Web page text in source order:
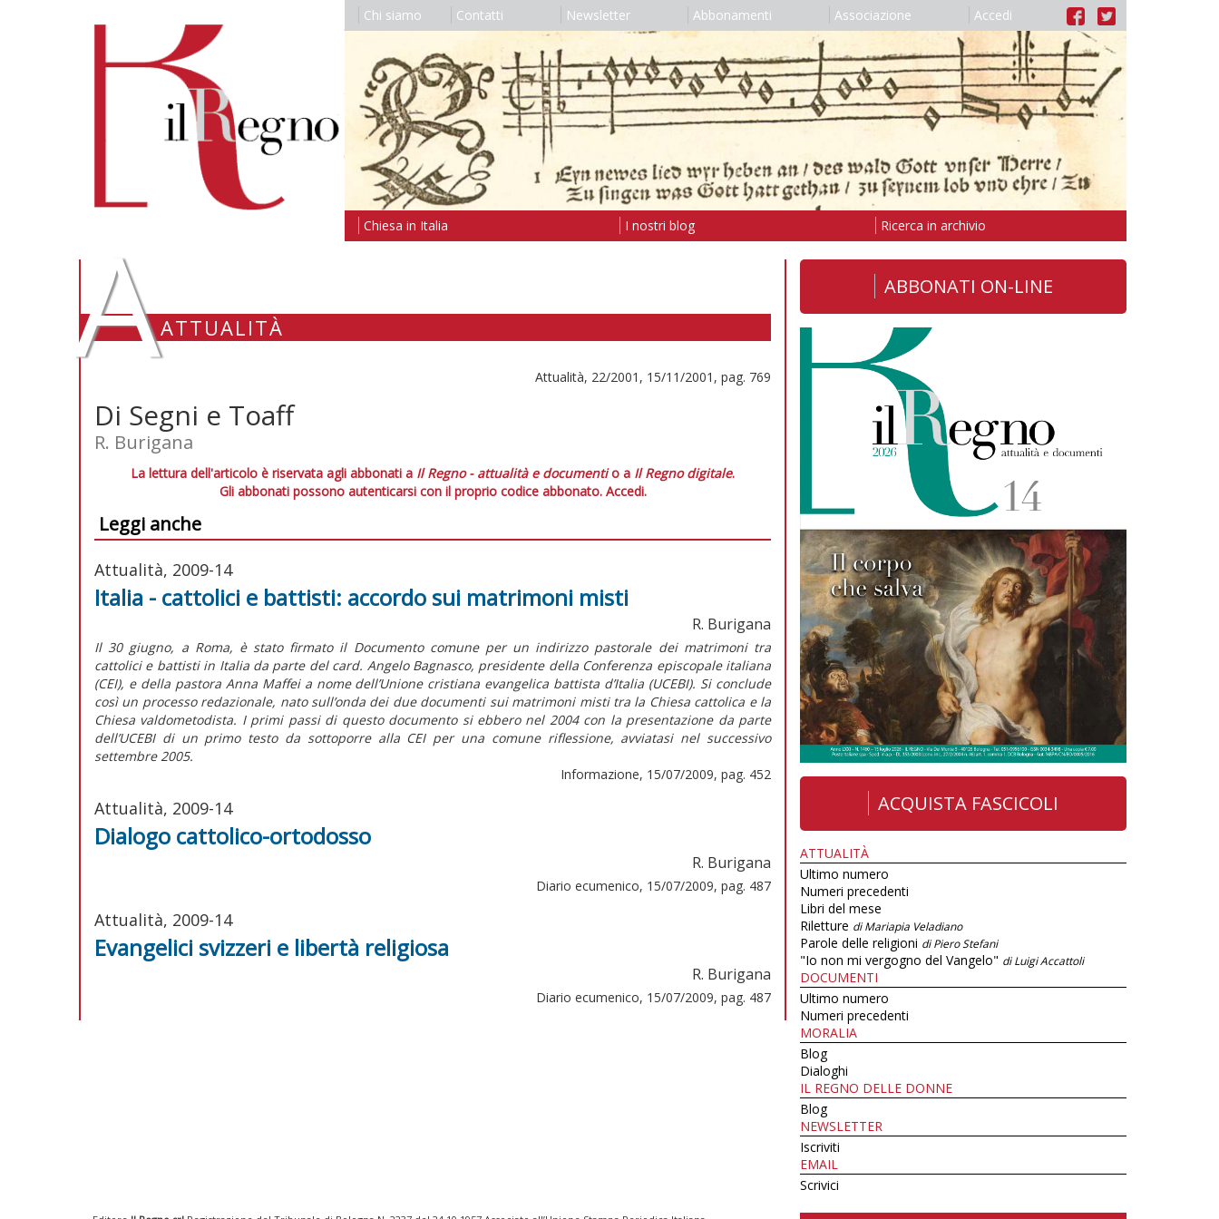
Chi siamo Contatti Newsletter Abbonamenti Associazione Accedi
Chiesa in Italia I nostri blog Ricerca in archivio
AATTUALITÀ
Attualità, 22/2001, 15/11/2001, pag. 769
Di Segni e Toaff
R. Burigana
La lettura dell'articolo è riservata agli abbonati a Il Regno - attualità e documentio a Il Regno digitale.
Gli abbonati possono autenticarsi con il proprio codice abbonato. Accedi.
Leggi anche
Attualità, 2009-14
Italia - cattolici e battisti: accordo sui matrimoni misti
R. Burigana
Il 30 giugno, a Roma, è stato firmato il Documento comune per un indirizzo pastorale dei matrimoni tra
cattolici e battisti in Italia da parte del card. Angelo Bagnasco, presidente della Conferenza episcopale italiana
(CEI), e della pastora Anna Maffei a nome dell’Unione cristiana evangelica battista d’Italia (UCEBI). Si conclude
così un processo redazionale, nato sull’onda dei due documenti sui matrimoni misti tra la Chiesa cattolica e la
Chiesa valdometodista. I primi passi di questo documento si ebbero nel 2004 con la presentazione da parte
dell’UCEBI di un primo testo da sottoporre alla CEI per una comune riflessione, avviatasi nel successivo
settembre 2005.
Informazione, 15/07/2009, pag. 452
Attualità, 2009-14
Dialogo cattolico-ortodosso
R. Burigana
Diario ecumenico, 15/07/2009, pag. 487
Attualità, 2009-14
Evangelici svizzeri e libertà religiosa
R. Burigana
Diario ecumenico, 15/07/2009, pag. 487
ABBONATI ON-LINE
ACQUISTA FASCICOLI
ATTUALITÀ
Ultimo numero
Numeri precedenti
Libri del mese
Riletture di Mariapia Veladiano
Parole delle religioni di Piero Stefani
"Io non mi vergogno del Vangelo" di Luigi Accattoli
DOCUMENTI
Ultimo numero
Numeri precedenti
MORALIA
Blog
Dialoghi
IL REGNO DELLE DONNE
Blog
NEWSLETTER
Iscriviti
EMAIL
Scrivici